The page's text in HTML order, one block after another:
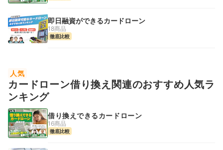
即日融資ができるカードローン
18商品
徹底比較
人気
カードローン借り換え関連のおすすめ人気ラ
ンキング
借り換えできるカードローン
16商品
徹底比較